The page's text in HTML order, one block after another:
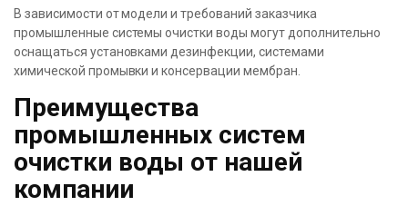
В зависимости от модели и требований заказчика
промышленные системы очистки воды могут дополнительно
оснащаться установками дезинфекции, системами
химической промывки и консервации мембран.
Преимущества
промышленных систем
очистки воды от нашей
компании